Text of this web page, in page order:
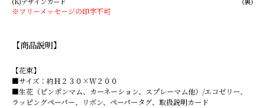
※フリーメッセージの印字不可
【商品説明】
【花束】
■サイズ：約Ｈ２３０×Ｗ２００
■生花（ピンポンマム、カーネーション、スプレーマム他）/エコゼリー、
ラッピングペーパー、リボン、ペーパータグ、取扱説明カード